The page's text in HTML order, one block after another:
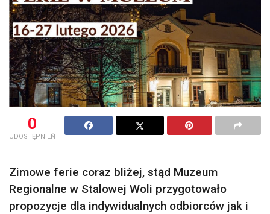
0
UDOSTĘPNIEŃ
Zimowe ferie coraz bliżej, stąd Muzeum
Regionalne w Stalowej Woli przygotowało
propozycje dla indywidualnych odbiorców jak i